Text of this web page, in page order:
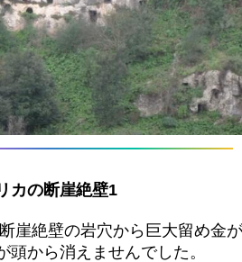
カの断崖絶壁1
崖絶壁の岩穴から巨大留め金が
頭から消えませんでした。